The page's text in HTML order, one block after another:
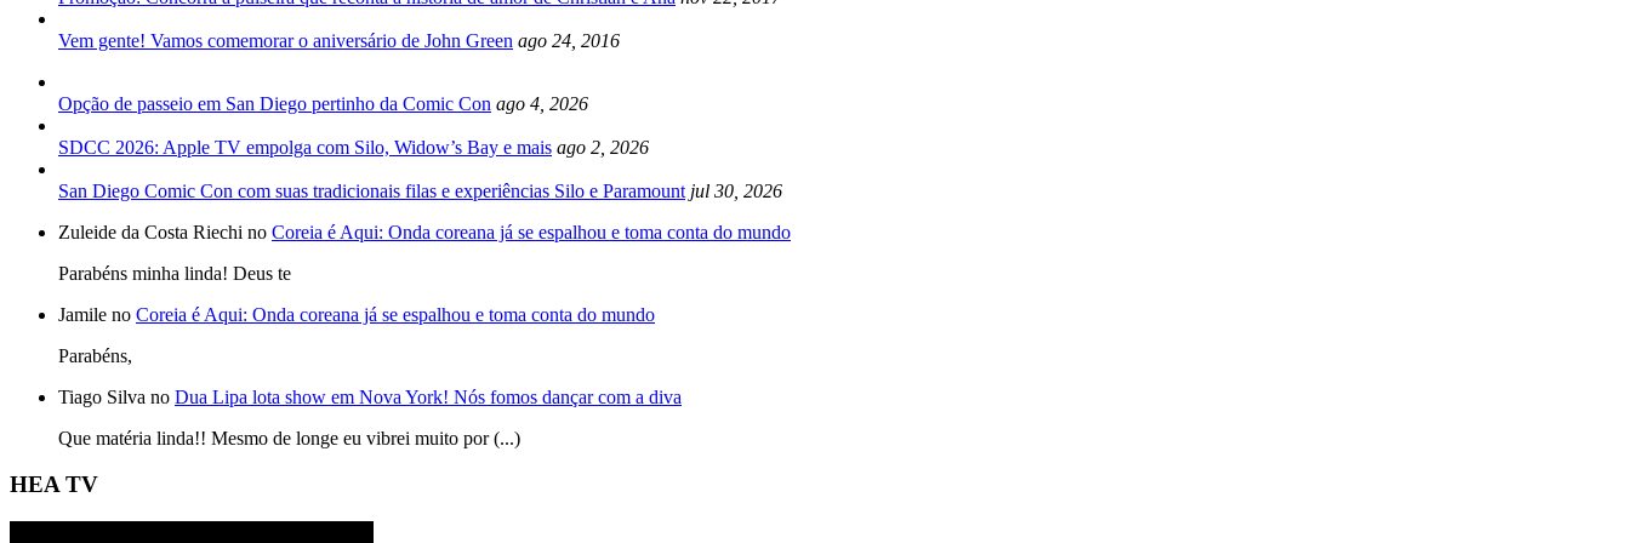
Vem gente! Vamos comemorar o aniversário de John Green ago 24, 2016
Opção de passeio em San Diego pertinho da Comic Con ago 4, 2026
SDCC 2026: Apple TV empolga com Silo, Widow’s Bay e mais ago 2, 2026
San Diego Comic Con com suas tradicionais filas e experiências Silo e Paramount jul 30, 2026
Zuleide da Costa Riechi no Coreia é Aqui: Onda coreana já se espalhou e toma conta do mundo
Parabéns minha linda! Deus te
Jamile no Coreia é Aqui: Onda coreana já se espalhou e toma conta do mundo
Parabéns,
Tiago Silva no Dua Lipa lota show em Nova York! Nós fomos dançar com a diva
Que matéria linda!! Mesmo de longe eu vibrei muito por (...)
HEA TV